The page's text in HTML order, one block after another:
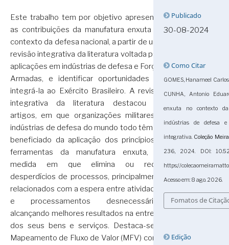
Este trabalho tem por objetivo apresentar
as contribuições da manufatura enxuta no
contexto da defesa nacional, a partir de uma
revisão integrativa da literatura voltada para
aplicações em indústrias de defesa e Forças
Armadas, e identificar oportunidades de
integrá-la ao Exército Brasileiro. A revisão
integrativa da literatura destacou 27
artigos, em que organizações militares e
indústrias de defesa do mundo todo têm se
beneficiado da aplicação dos princípios e
ferramentas da manufatura enxuta, na
medida em que elimina ou reduz
desperdícios de processos, principalmente
relacionados com a espera entre atividades
e processamentos desnecessários,
alcançando melhores resultados na entrega
dos seus bens e serviços. Destaca-se o
Mapeamento de Fluxo de Valor (MFV) como
Publicado
30-08-2024
Como Citar
GOMES, Hanameel
CUNHA, Antonio
enxuta no contexto
indústrias de defesa
integrativa. Coleção
236, 2024. DOI:
https://
Acesso em: 8 ago. 2026.
Fomatos de
Edição